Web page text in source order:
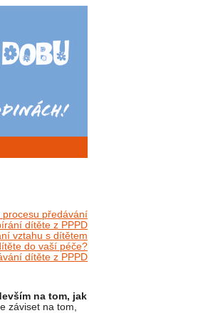
předávání
dítěte z PPPD
vztahu s dítětem
do vaší péče?
dítěte z PPPD
na tom, jak
záviset na tom,